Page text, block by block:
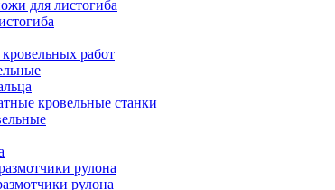
для листогиба
работ
кровельные станки
рулона
рулона